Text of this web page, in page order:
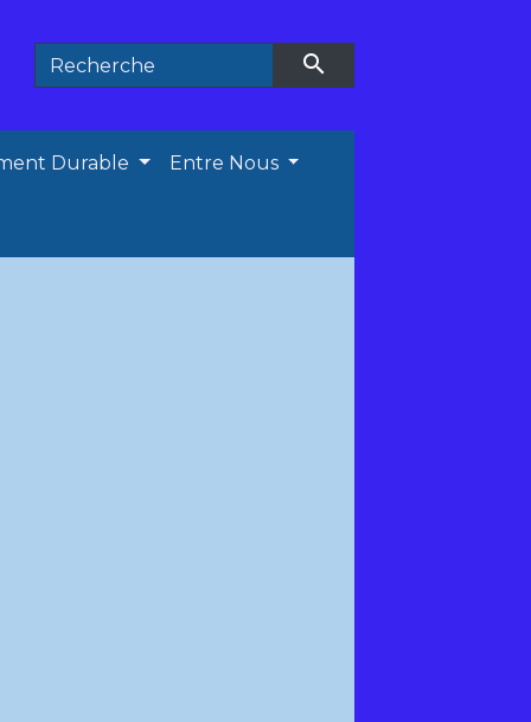
search
Durable Entre Nous